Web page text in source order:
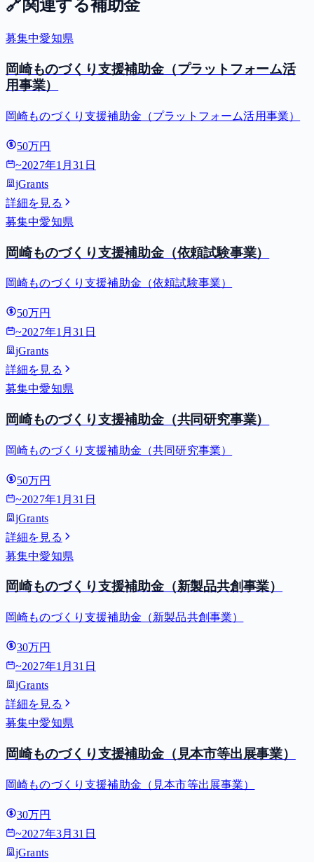
🔗関連する補助金
募集中愛知県
岡崎ものづくり支援補助金（プラットフォーム活
用事業）
岡崎ものづくり支援補助金（プラットフォーム活用事業）
50万円
~2027年1月31日
jGrants
詳細を見る
募集中愛知県
岡崎ものづくり支援補助金（依頼試験事業）
岡崎ものづくり支援補助金（依頼試験事業）
50万円
~2027年1月31日
jGrants
詳細を見る
募集中愛知県
岡崎ものづくり支援補助金（共同研究事業）
岡崎ものづくり支援補助金（共同研究事業）
50万円
~2027年1月31日
jGrants
詳細を見る
募集中愛知県
岡崎ものづくり支援補助金（新製品共創事業）
岡崎ものづくり支援補助金（新製品共創事業）
30万円
~2027年1月31日
jGrants
詳細を見る
募集中愛知県
岡崎ものづくり支援補助金（見本市等出展事業）
岡崎ものづくり支援補助金（見本市等出展事業）
30万円
~2027年3月31日
jGrants